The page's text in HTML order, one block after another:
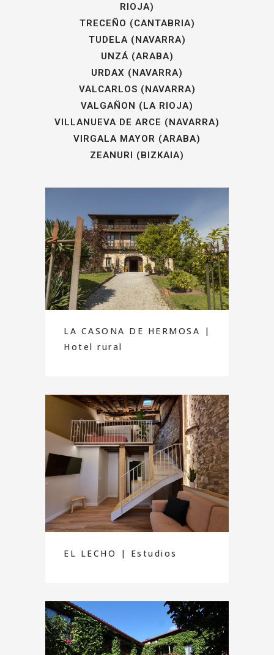
RIOJA)
TRECEÑO (CANTABRIA)
TUDELA (NAVARRA)
UNZÁ (ARABA)
URDAX (NAVARRA)
VALCARLOS (NAVARRA)
VALGAÑON (LA RIOJA)
VILLANUEVA DE ARCE (NAVARRA)
VIRGALA MAYOR (ARABA)
ZEANURI (BIZKAIA)
LA CASONA DE HERMOSA |
Hotel rural
EL LECHO | Estudios